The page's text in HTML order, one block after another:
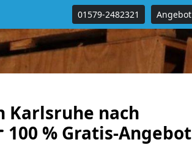
01579-2482321 Angebot
Karlsruhe nach
% Gratis-Angebot